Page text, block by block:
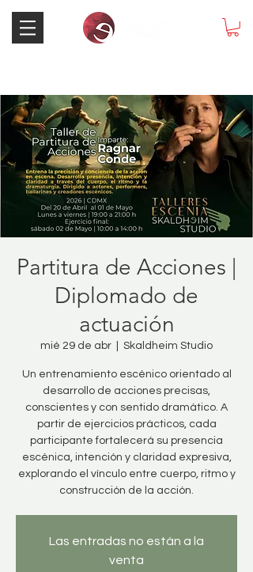
Partitura de Acciones |
Diplomado de
actuación
mié 29 de abr Skaldheim Studio
Un entrenamiento escénico orientado al
desarrollo de acciones precisas,
conscientes y con sentido dramático. A
partir de ejercicios prácticos, cada
participante fortalecerá su presencia
escénica, intención y claridad expresiva,
explorando el vínculo entre cuerpo, ritmo y
construcción de la acción.
Las entradas no están a la
venta